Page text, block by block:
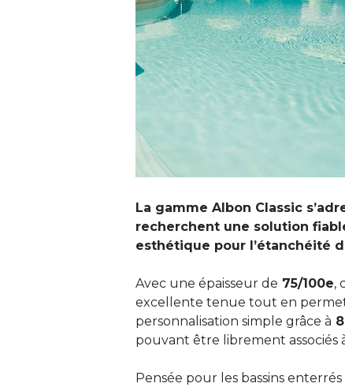
La gamme Albon Classic
recherchent une solution
esthétique pour l’étanchéité
Avec une épaisseur de 75/100e,
excellente tenue tout en
personnalisation simple grâce à
pouvant être librement associés
Pensée pour les bassins